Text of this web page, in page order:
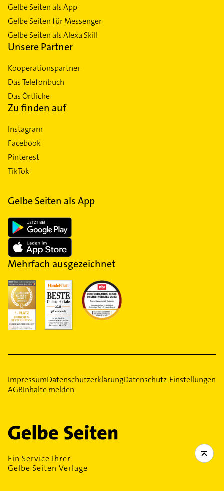
Gelbe Seiten als App
Gelbe Seiten für Messenger
Gelbe Seiten als Alexa Skill
Unsere Partner
Kooperationspartner
Das Telefonbuch
Das Örtliche
Zu finden auf
Instagram
Facebook
Pinterest
TikTok
Gelbe Seiten als App
Mehrfach ausgezeichnet
ImpressumDatenschutzerklärungDatenschutz-Einstellungen
AGBInhalte melden
Ein Service Ihrer
Gelbe Seiten Verlage